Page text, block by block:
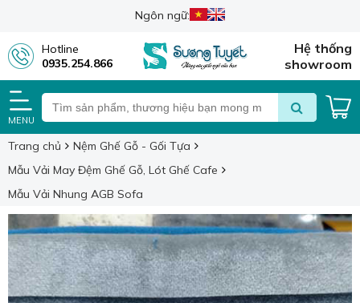
Ngôn ngữ:
Hotline
0935.254.866
Hệ thống
showroom
MENU
Trang chủ
Nệm Ghế Gỗ - Gối Tựa
Mẫu Vải May Đệm Ghế Gỗ, Lót Ghế Cafe
Mẫu Vải Nhung AGB Sofa